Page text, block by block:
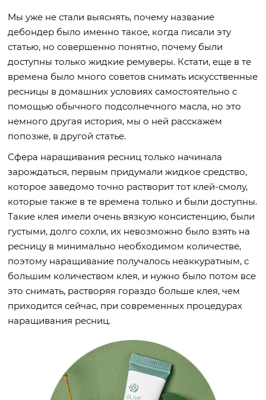
Мы уже не стали выяснять, почему название
дебондер было именно такое, когда писали эту
статью, но совершенно понятно, почему были
доступны только жидкие ремуверы. Кстати, еще в те
времена было много советов снимать искусственные
ресницы в домашних условиях самостоятельно с
помощью обычного подсолнечного масла, но это
немного другая история, мы о ней расскажем
попозже, в другой статье.
Сфера наращивания ресниц только начинала
зарождаться, первым придумали жидкое средство,
которое заведомо точно растворит тот клей-смолу,
которые также в те времена только и были доступны.
Такие клея имели очень вязкую консистенцию, были
густыми, долго сохли, их невозможно было взять на
ресницу в минимально необходимом количестве,
поэтому наращивание получалось неаккуратным, с
большим количеством клея, и нужно было потом все
это снимать, растворяя гораздо больше клея, чем
приходится сейчас, при современных процедурах
наращивания ресниц.